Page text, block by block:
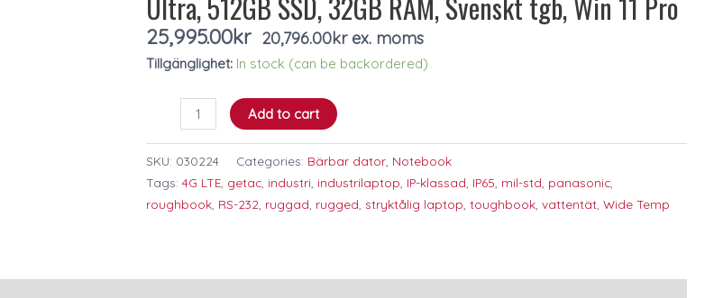
25,995.00kr 20,796.00krex. moms
Tillgänglighet: In stock (can be backordered)
Intel
i7
Ultra,
RAM,
Svenskt
tgb,
Win
Add to cart
SKU: 030224 Categories: Bärbar dator Notebook
Tags:4G LTE getac industri industrilaptop IP-klassad IP65 mil-std panasonic
roughbook RS-232 ruggad rugged ,stryktålig laptop ,toughbook ,vattentät ,Wide Temp